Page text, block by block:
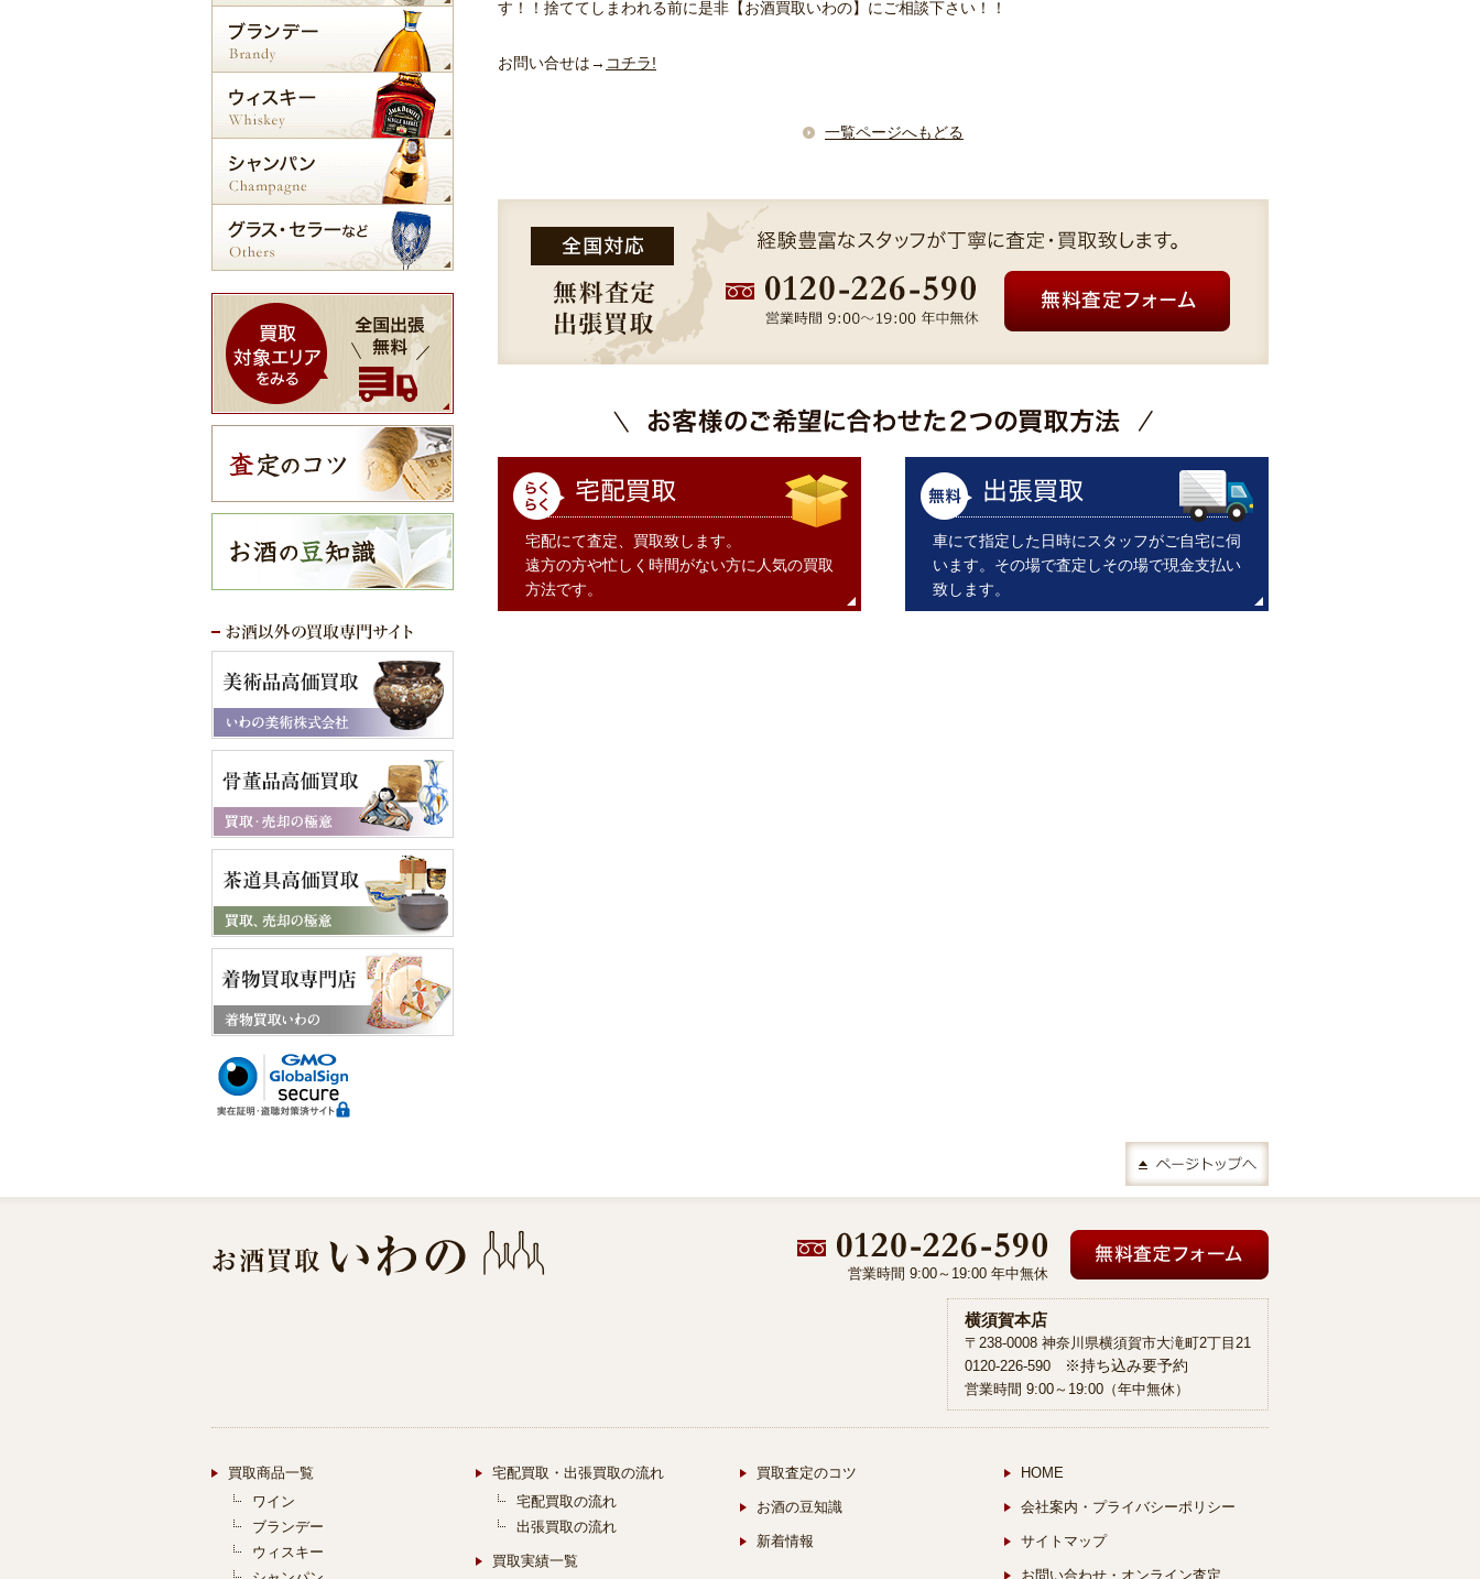
す！！捨ててしまわれる前に是非【お酒買取いわの】にご相談下さい！！
お問い合せは→ コチラ!
一覧ページへもどる
宅配にて査定、買取致します。
遠方の方や忙しく時間がない方に人気の買取
方法です。
車にて指定した日時にスタッフがご自宅に伺
います。その場で査定しその場で現金支払い
致します。
営業時間 9:00～19:00 年中無休
横須賀本店
〒238-0008 神奈川県横須賀市大滝町2丁目21
0120-226-590
※持ち込み要予約
営業時間 9:00～19:00（年中無休）
買取商品一覧
ワイン
ブランデー
ウィスキー
宅配買取・出張買取の流れ
宅配買取の流れ
出張買取の流れ
買取実績一覧
買取査定のコツ
お酒の豆知識
新着情報
HOME
会社案内・プライバシーポリシー
サイトマップ
お問い合わせ・オンライン査定